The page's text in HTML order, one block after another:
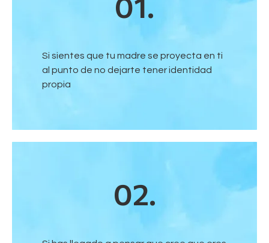
Si sientes que tu madre se proyecta en ti
al punto de no dejarte tener identidad
propia
02.